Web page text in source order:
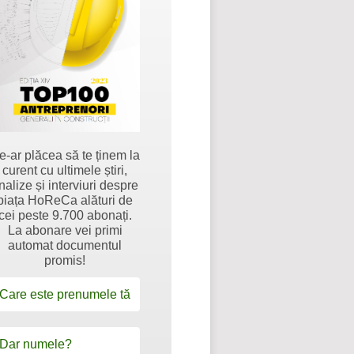
ar plăcea să te ținem la
curent cu ultimele știri,
și interviuri despre
HoReCa alături de
peste 9.700 abonați.
La abonare vei primi
automat documentul
promis!